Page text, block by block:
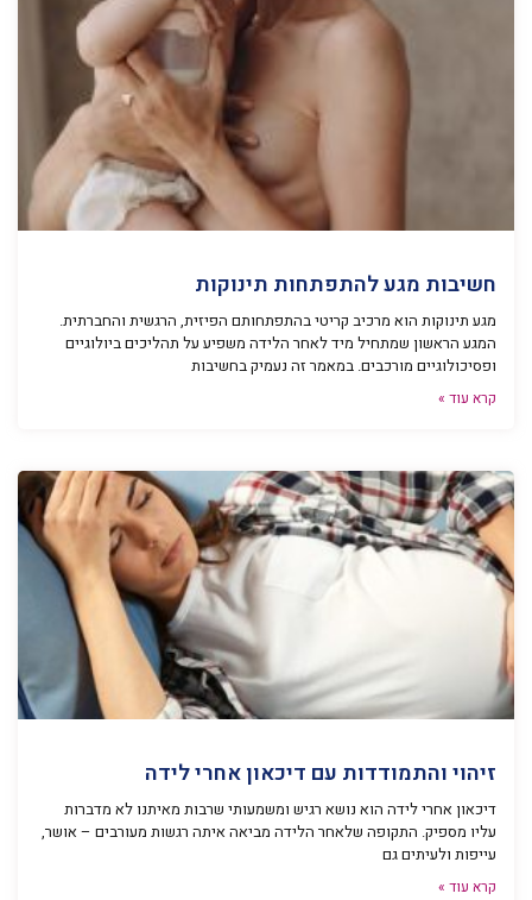
חשיבות מגע להתפתחות תינוקות
מגע תינוקות הוא מרכיב קריטי בהתפתחותם הפיזית, הרגשית והחברתית.
המגע הראשון שמתחיל מיד לאחר הלידה משפיע על תהליכים ביולוגיים
ופסיכולוגיים מורכבים. במאמר זה נעמיק בחשיבות
קרא עוד »
זיהוי והתמודדות עם דיכאון אחרי לידה
דיכאון אחרי לידה הוא נושא רגיש ומשמעותי שרבות מאיתנו לא מדברות
עליו מספיק. התקופה שלאחר הלידה מביאה איתה רגשות מעורבים – אושר,
עייפות ולעיתים גם
קרא עוד »